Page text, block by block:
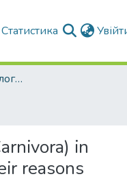
Статистика
Факультет Агротехнологій та екології
in
reasons